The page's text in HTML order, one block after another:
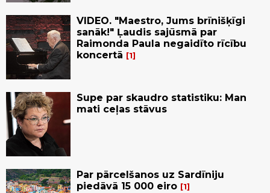
VIDEO. "Maestro, Jums brīnišķīgi
sanāk!" Ļaudis sajūsmā par
Raimonda Paula negaidīto rīcību
koncertā
1
Supe par skaudro statistiku: Man
mati ceļas stāvus
Par pārcelšanos uz Sardīniju
piedāvā 15 000 eiro
1